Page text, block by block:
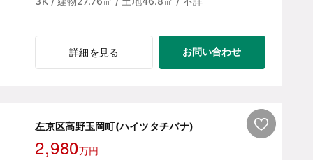
詳細を見る お問い合わせ
左京区高野玉岡町(ハイツタチバナ)
2,980万円